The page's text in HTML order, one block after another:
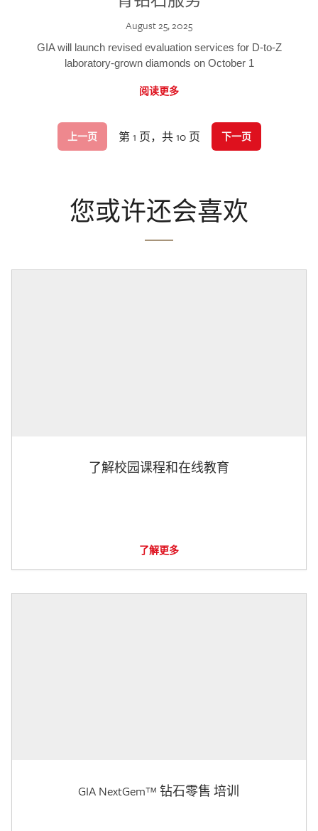
August 25, 2025
GIA will launch revised evaluation services for D-to-Z
laboratory-grown diamonds on October 1
阅读更多
上一页 第 1 页，共 10 页 下一页
您或许还会喜欢
了解校园课程和在线教育
了解更多
GIA NextGem™ 钻石零售 培训